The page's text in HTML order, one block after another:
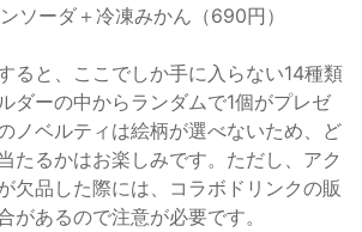
ソーダ＋冷凍みかん（690円）
ると、ここでしか手に入らない14種類
ダーの中からランダムで1個がプレゼ
ノベルティは絵柄が選べないため、ど
たるかはお楽しみです。ただし、アク
欠品した際には、コラボドリンクの販
があるので注意が必要です。